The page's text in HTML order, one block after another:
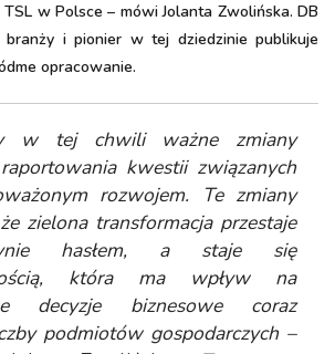
w Polsce – mówi Jolanta Zwolińska. DB
branży i pionier w tej dziedzinie publikuje
opracowanie.
w tej chwili ważne zmiany
kwestii związanych
rozwojem. Te zmiany
zielona transformacja przestaje
hasłem, a staje się
która ma wpływ na
decyzje biznesowe coraz
podmiotów gospodarczych –